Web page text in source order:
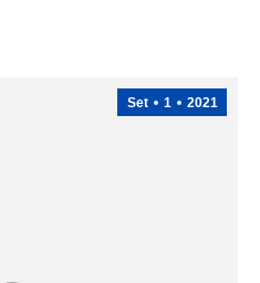
Set 1 2021